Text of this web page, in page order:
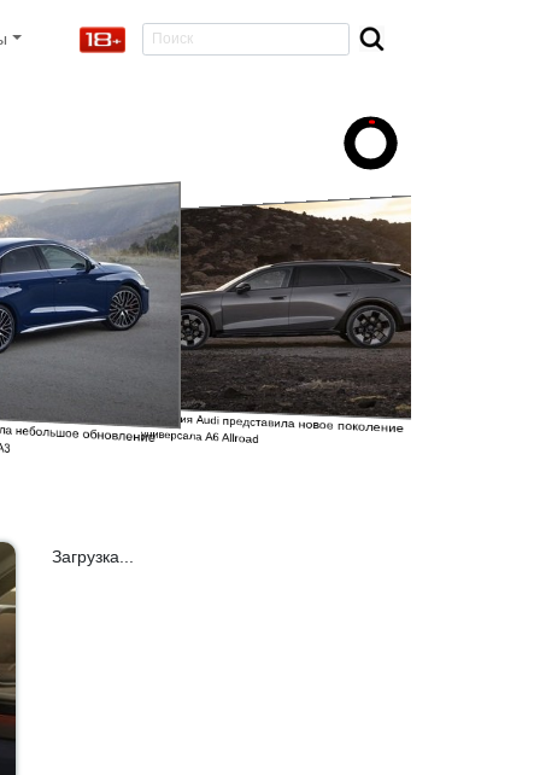
небольшое обновлениеКомпания Audi представила новое поколение
универсала A6 Allroad
Загрузка...